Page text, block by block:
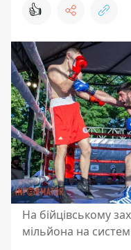
👍
На бійцівському
мільйона на